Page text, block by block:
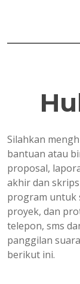
Silahkan
bantuan atau
proposal,
akhir dan
program untuk
proyek, dan
telepon, sms
panggilan
berikut ini.